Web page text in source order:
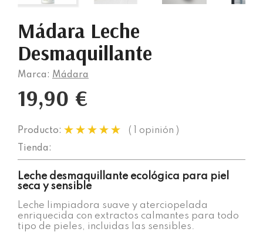
Mádara Leche
Desmaquillante
Marca: Mádara
19,90 €
Producto: ( 1 opinión )
Tienda:
Leche desmaquillante ecológica para piel
seca y sensible
Leche limpiadora suave y aterciopelada
enriquecida con extractos calmantes para todo
tipo de pieles, incluidas las sensibles.